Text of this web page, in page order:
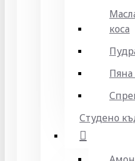
коса
Пяна
Студено